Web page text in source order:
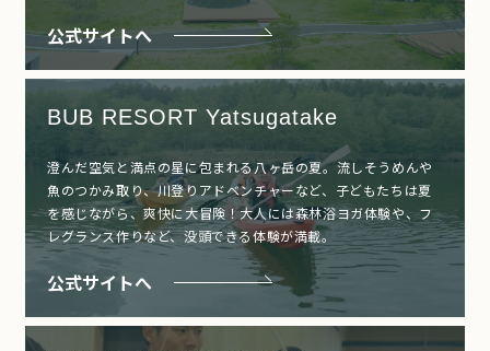
公式サイトへ
BUB RESORT Yatsugatake
澄んだ空気と満点の星に包まれる八ヶ岳の夏。流しそうめんや
魚のつかみ取り、川登りアドベンチャーなど、子どもたちは夏
を感じながら、爽快に大冒険！大人には森林浴ヨガ体験や、フ
レグランス作りなど、没頭できる体験が満載。
公式サイトへ